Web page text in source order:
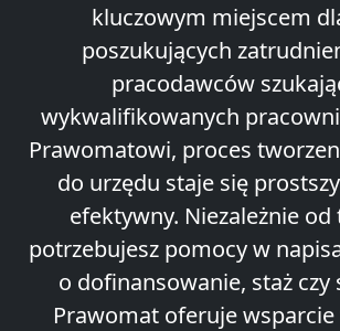
kluczowym miejscem
poszukujących
pracodawców
wykwalifikowanych
Prawomatowi, proces
do urzędu staje się
efektywny. Niezależnie od
potrzebujesz pomocy w
o dofinansowanie, staż czy
Prawomat oferuje wsparcie